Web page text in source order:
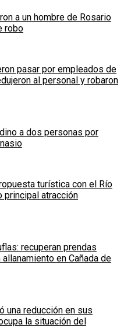
a un hombre de Rosario
robo
pasar por empleados de
al personal y robaron
a dos personas por
turística con el Río
principal atracción
recuperan prendas
en Cañada de
una reducción en sus
la situación del